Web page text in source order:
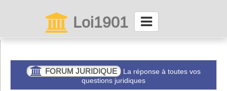
Loi1901
ConnexionFORUM JURIDIQUE
La réponse à toutes vos
questions juridiques